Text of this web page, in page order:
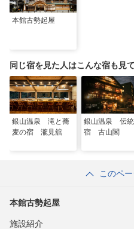
本館古勢起屋
同じ宿を見た人はこんな宿も見
銀山温泉 滝と蕎
麦の宿 瀧見舘
銀山温泉 伝
宿 古山閣
このペ
本館古勢起屋
施設紹介